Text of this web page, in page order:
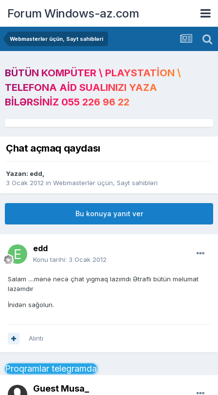
Forum Windows-az.com
Webmasterlər üçün, Sayt sahibləri
BÜTÜN KOMPÜTER \ PLAYSTATION \
TELEFONA AID SUALINIZI YAZA
BILƏRSINIZ 055 226 96 22
Çhat açmaq qaydası
Yazan: edd,
3 Ocak 2012 in Webmasterlər üçün, Sayt sahibləri
Bu konuya yanıt ver
edd
Konu tarihi: 3 Ocak 2012
Salam ....mənə necə çhat yıgmaq lazımdı Ətraflı bütün məlumat
lazəmdır
İnidən sağolun.
Alıntı
Proqramlar telegramda
Guest Musa_